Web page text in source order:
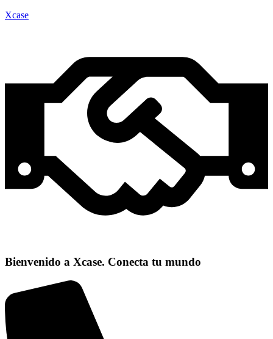
Xcase
Bienvenido a Xcase. Conecta tu mundo